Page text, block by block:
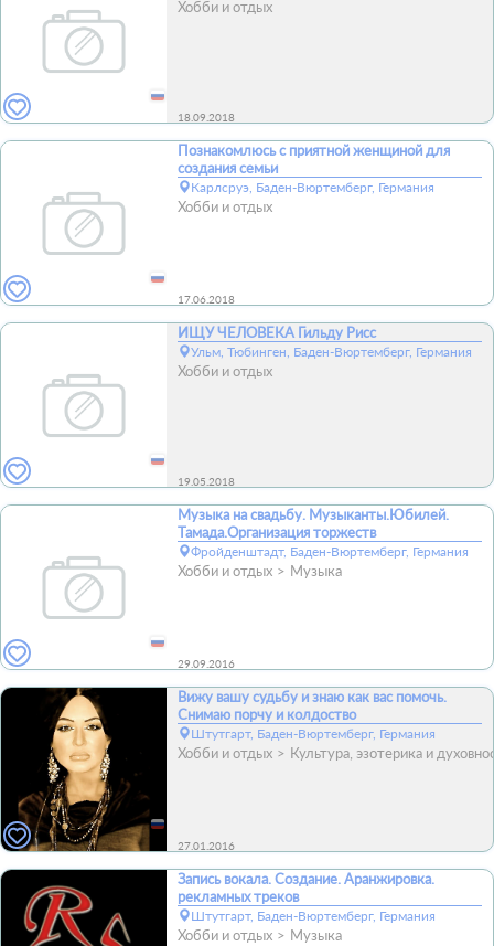
Хобби и отдых
18.09.2018
Познакомлюсь с приятной женщиной для
создания семьи
Карлсруэ, Баден-Вюртемберг, Германия
Хобби и отдых
17.06.2018
ИЩУ ЧЕЛОВЕКА Гильду Рисс
Ульм, Тюбинген, Баден-Вюртемберг, Германия
Хобби и отдых
19.05.2018
Музыка на свадьбу. Музыканты.Юбилей.
Тамада.Организация торжеств
Фройденштадт, Баден-Вюртемберг, Германия
Хобби и отдых Музыка
29.09.2016
Вижу вашу судьбу и знаю как вас помочь.
Снимаю порчу и колдоство
Штутгарт, Баден-Вюртемберг, Германия
Хобби и отдых Культура, эзотерика и
27.01.2016
Запись вокала. Создание. Аранжировка.
рекламных треков
Штутгарт, Баден-Вюртемберг, Германия
Хобби и отдых Музыка